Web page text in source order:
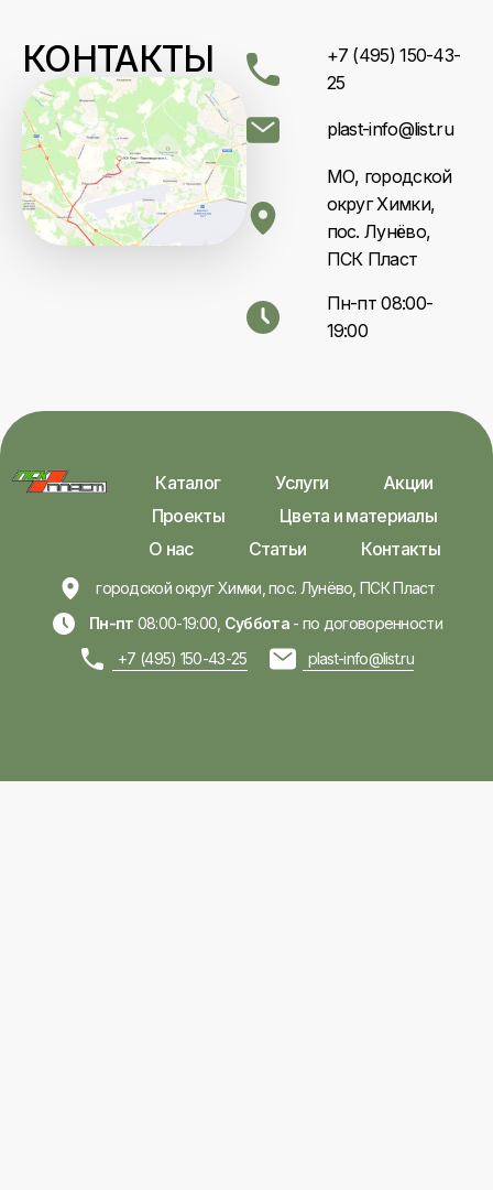
КОНТАКТЫ
+7 (495) 150-43-
25
plast-info@list.ru
МО, городской
округ Химки,
пос. Лунёво,
ПСК Пласт
Пн-пт 08:00-
19:00
Каталог Услуги
Акции
Проекты
Цвета и материалы
О нас
Статьи Контакты
городской округ Химки, пос. Лунёво, ПСК Пласт
Пн-пт 08:00-19:00, Суббота- по договоренности
+7 (495) 150-43-25
plast-info@list.ru